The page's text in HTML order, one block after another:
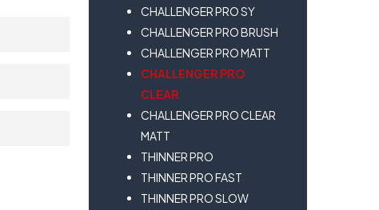
CHALLENGER PRO SY
CHALLENGER PRO BRUSH
CHALLENGER PRO MATT
CHALLENGER PRO
CLEAR
CHALLENGER PRO CLEAR
MATT
THINNER PRO
THINNER PRO FAST
THINNER PRO SLOW